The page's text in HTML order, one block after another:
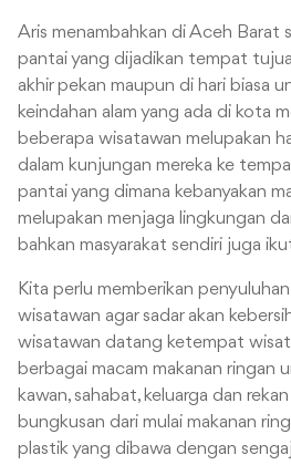
Aris menambahkan di Aceh Barat
pantai yang dijadikan tempat
akhir pekan maupun di hari biasa
keindahan alam yang ada di kota
beberapa wisatawan melupakan
dalam kunjungan mereka ke
pantai yang dimana kebanyakan
melupakan menjaga lingkungan
bahkan masyarakat sendiri juga
Kita perlu memberikan
wisatawan agar sadar akan
wisatawan datang ketempat
berbagai macam makanan ringan
kawan, sahabat, keluarga dan
bungkusan dari mulai makanan
plastik yang dibawa dengan